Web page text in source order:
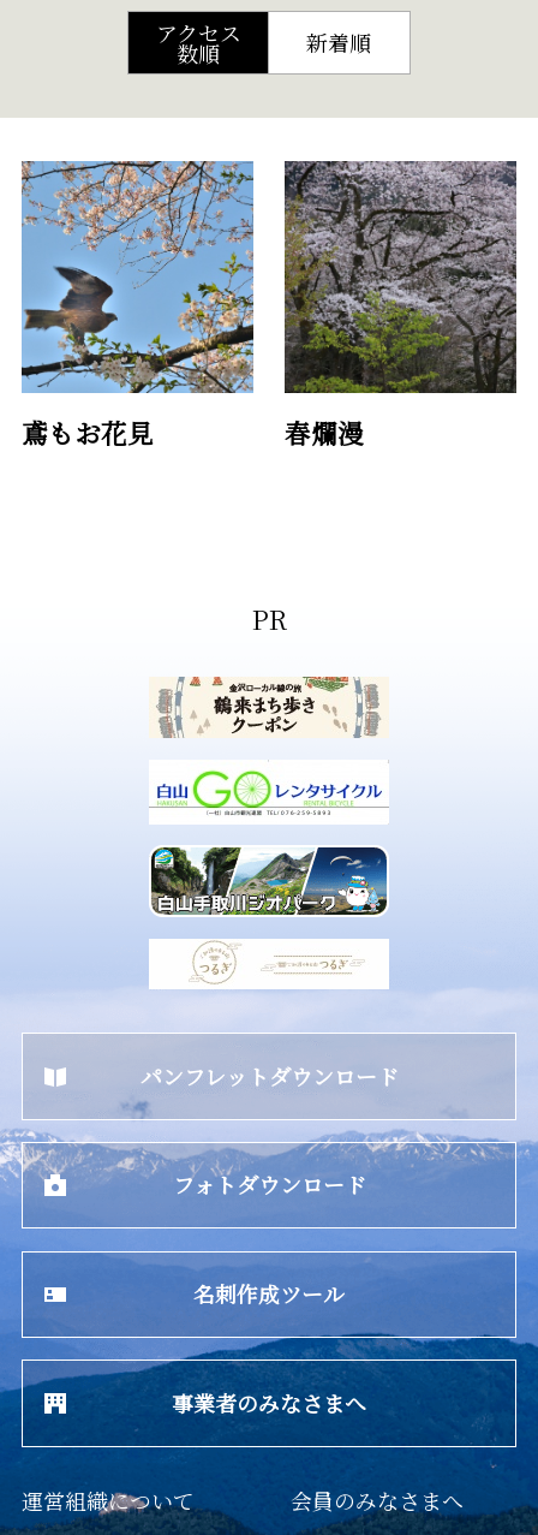
アクセス
数順 新着順
鳶もお花見 春爛漫
パンフレットダウンロード
フォトダウンロード
名刺作成ツール
事業者のみなさまへ
運営組織について 会員のみなさまへ